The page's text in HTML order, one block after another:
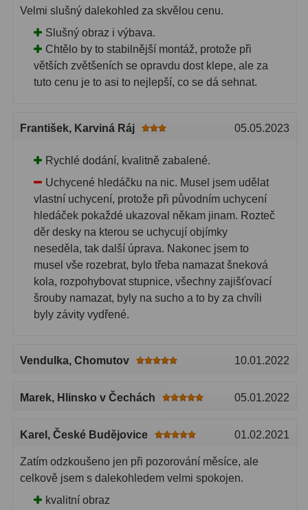
Velmi slušný dalekohled za skvělou cenu.
Slušný obraz i výbava.
Chtělo by to stabilnější montáž, protože při
větších zvětšeních se opravdu dost klepe, ale za
tuto cenu je to asi to nejlepší, co se dá sehnat.
František, Karviná Ráj 05.05.2023
Rychlé dodání, kvalitně zabalené.
Uchycené hledáčku na nic. Musel jsem udělat
vlastní uchycení, protože při původním uchycení
hledáček pokaždé ukazoval někam jinam. Rozteč
děr desky na kterou se uchycují objímky
neseděla, tak další úprava. Nakonec jsem to
musel vše rozebrat, bylo třeba namazat šneková
kola, rozpohybovat stupnice, všechny zajišťovací
šrouby namazat, byly na sucho a to by za chvíli
byly závity vydřené.
Vendulka, Chomutov 10.01.2022
Marek, Hlinsko v Čechách 05.01.2022
Karel , České Budějovice 01.02.2021
Zatím odzkoušeno jen při pozorování měsíce, ale
celkově jsem s dalekohledem velmi spokojen.
kvalitní obraz